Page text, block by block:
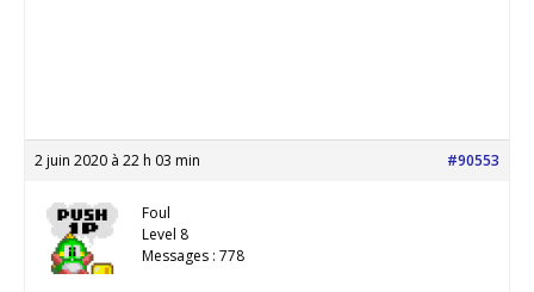
2 juin 2020 à 22 h 03 min #90553
Foul
Level 8
Messages : 778